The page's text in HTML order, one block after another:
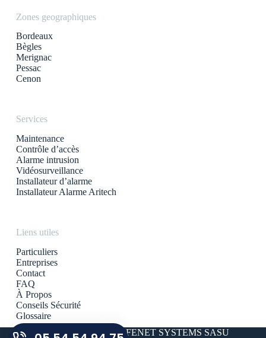
Zones geographiques
Bordeaux
Bègles
Merignac
Pessac
Cenon
Services
Maintenance
Contrôle d’accès
Alarme intrusion
Vidéosurveillance
Installateur d’alarme
Installateur Alarme Aritech
Liens utiles
Particuliers
Entreprises
Contact
FAQ
À Propos
Conseils Sécurité
Glossaire
Copyright © 2026 - SAFENET SYSTEMS SASU